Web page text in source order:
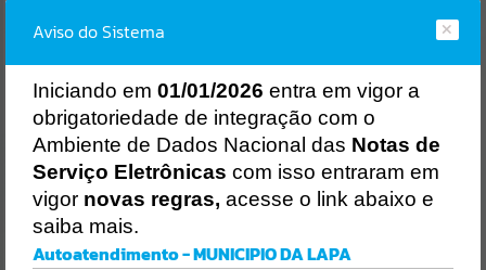
OUVIDORIA GERAL
DO MUNICÍPIO
LICITAÇÕES NOTA FISCAL
ELETRÔNICA
Aviso do Sistema
Iniciando em 01/01/2026 entra em vigor a
obrigatoriedade de integração com o
Ambiente de Dados Nacional das Notas de
Serviço Eletrônicas com isso entraram em
vigor novas regras, acesse o link abaixo e
saiba mais.
Autoatendimento - MUNICIPIO DA LAPA
Erro
Gerenciamento do Sistema
Ocorreu um erro de script: